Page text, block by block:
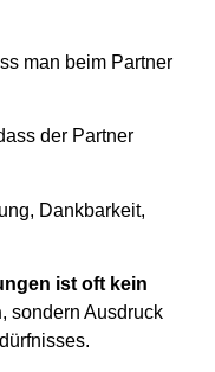
man beim Partner
der Partner
Dankbarkeit,
ist oft kein
, sondern Ausdruck